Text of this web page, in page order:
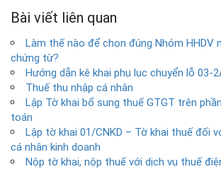
Bài viết liên quan
Làm thế nào để chọn đúng Nhóm HHDV
chứng từ?
Hướng dẫn kê khai phụ lục chuyển lỗ 03-
Thuế thu nhập cá nhân
Lập Tờ khai bổ sung thuế GTGT trên
toán
Lập tờ khai 01/CNKD – Tờ khai thuế đối
cá nhân kinh doanh
Nộp tờ khai, nộp thuế với dịch vụ thuế